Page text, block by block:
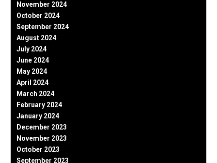
November 2024
October 2024
September 2024
August 2024
July 2024
June 2024
May 2024
April 2024
March 2024
February 2024
January 2024
December 2023
November 2023
October 2023
September 2023